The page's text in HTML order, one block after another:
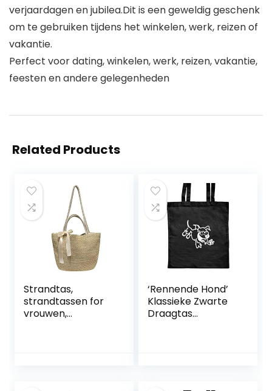
verjaardagen en jubilea.Dit is een geweldig geschenk
om te gebruiken tijdens het winkelen, werk, reizen of
vakantie.
Perfect voor dating, winkelen, werk, reizen, vakantie,
feesten en andere gelegenheden
Related Products
Strandtas,
strandtassen for
vrouwen,
‘Rennende Hond’
Klassieke Zwarte
Draagtas